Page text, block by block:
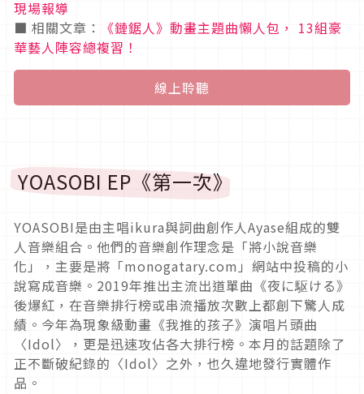
現場報導
■ 相關文章：
《鏈鋸人》動畫主題曲懶人包， 13組豪
華藝人陣容總複習！
線上聆聽
YOASOBI EP《第一次》
YOASOBI是由主唱ikura與詞曲創作人Ayase組成的雙
人音樂組合。他們的音樂創作理念是「將小說音樂
化」，主要是將「monogatary.com」網站中投稿的小
說寫成音樂。2019年推出主流出道單曲《夜に駆ける》
後爆紅，在音樂排行榜或串流播放次數上都創下驚人成
績。今年為現象級動畫《我推的孩子》演唱片頭曲
〈Idol〉，更是迅速攻佔各大排行榜。本月的話題除了
正不斷破紀錄的〈Idol〉之外，也久違地發行實體作
品。